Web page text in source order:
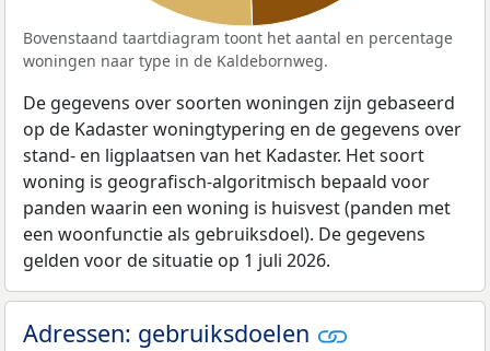
Bovenstaand taartdiagram toont het aantal en percentage
woningen naar type in de Kaldebornweg.
De gegevens over soorten woningen zijn gebaseerd
op de Kadaster woningtypering en de gegevens over
stand- en ligplaatsen van het Kadaster. Het soort
woning is geografisch-algoritmisch bepaald voor
panden waarin een woning is huisvest (panden met
een woonfunctie als gebruiksdoel). De gegevens
gelden voor de situatie op 1 juli 2026.
Adressen: gebruiksdoelen